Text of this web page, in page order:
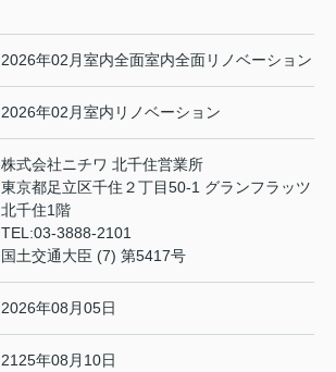
2026年02月室内全面室内全面リノベーション
2026年02月室内リノベーション
株式会社ニチワ 北千住営業所
東京都足立区千住２丁目50-1 グランフラッツ
北千住1階
TEL:03-3888-2101
国土交通大臣 (7) 第5417号
2026年08月05日
2125年08月10日